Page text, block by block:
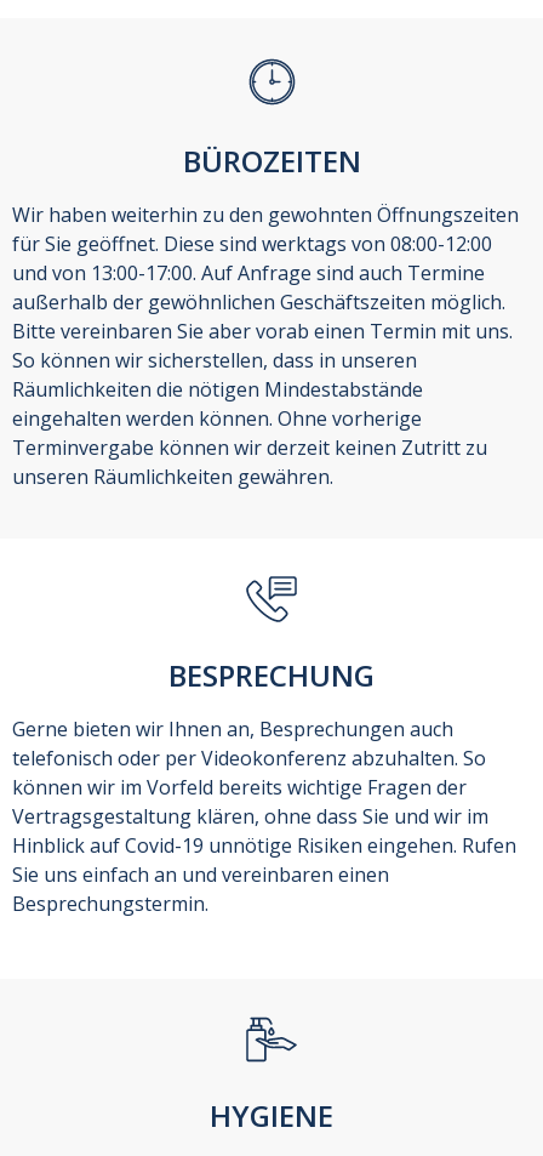
BÜROZEITEN
Wir haben weiterhin zu den gewohnten Öffnungszeiten
für Sie geöffnet. Diese sind werktags von 08:00-12:00
und von 13:00-17:00. Auf Anfrage sind auch Termine
außerhalb der gewöhnlichen Geschäftszeiten möglich.
Bitte vereinbaren Sie aber vorab einen Termin mit uns.
So können wir sicherstellen, dass in unseren
Räumlichkeiten die nötigen Mindestabstände
eingehalten werden können. Ohne vorherige
Terminvergabe können wir derzeit keinen Zutritt zu
unseren Räumlichkeiten gewähren.
BESPRECHUNG
Gerne bieten wir Ihnen an, Besprechungen auch
telefonisch oder per Videokonferenz abzuhalten. So
können wir im Vorfeld bereits wichtige Fragen der
Vertragsgestaltung klären, ohne dass Sie und wir im
Hinblick auf Covid-19 unnötige Risiken eingehen. Rufen
Sie uns einfach an und vereinbaren einen
Besprechungstermin.
HYGIENE